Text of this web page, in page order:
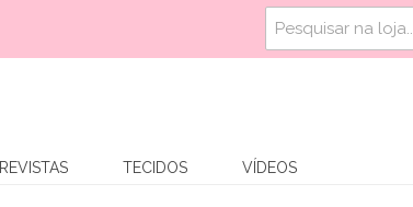
REVISTAS TECIDOS VÍDEOS